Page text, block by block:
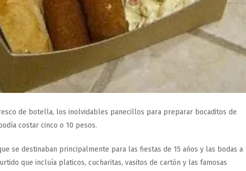
de botella, los inolvidables panecillos para preparar bocaditos de
costar cinco o 10 pesos.
se destinaban principalmente para las fiestas de 15 años y las bodas a
que incluía platicos, cucharitas, vasitos de cartón y las famosas